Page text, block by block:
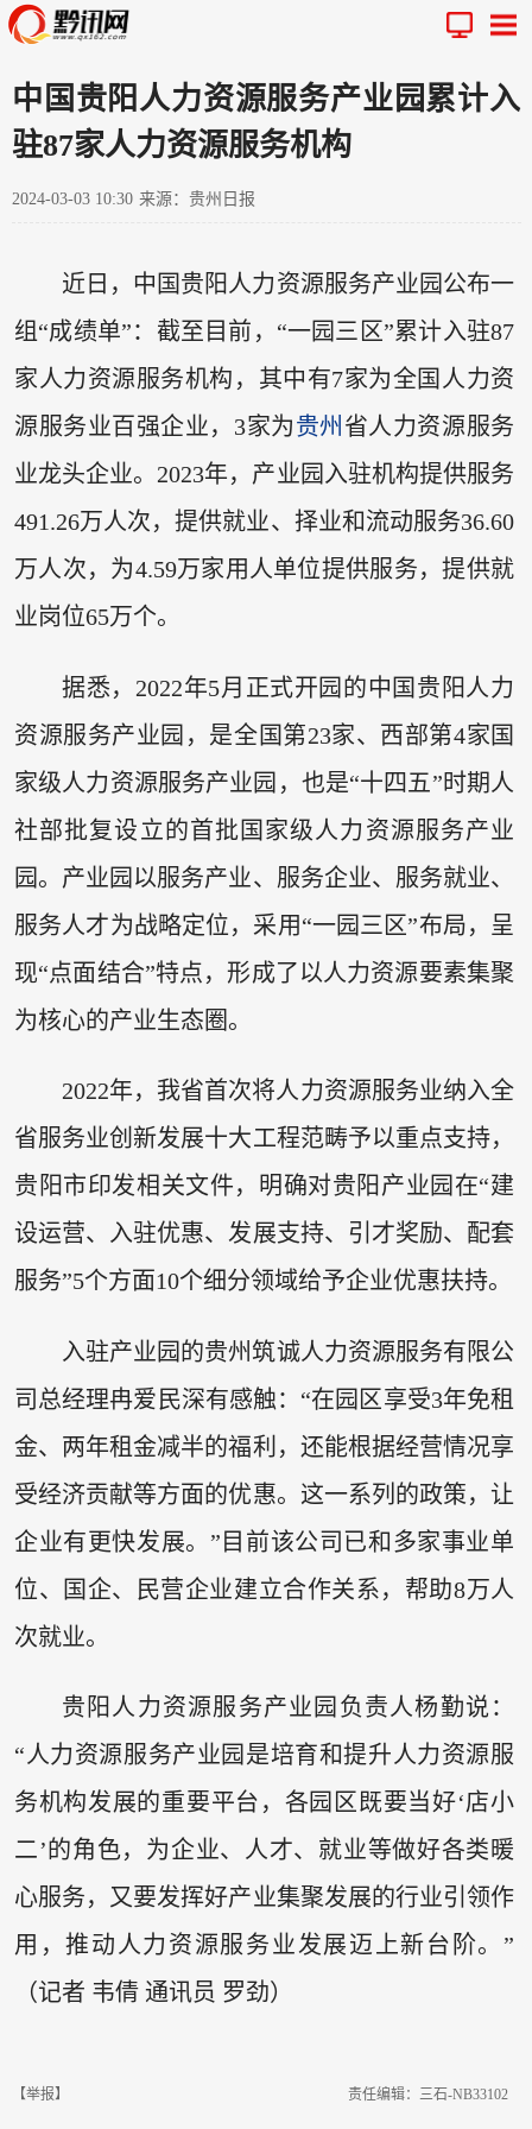
中国贵阳人力资源服务产业园累计入
驻87家人力资源服务机构
2024-03-03 10:30 来源：贵州日报
近日，中国贵阳人力资源服务产业园公布一
组“成绩单”：截至目前，“一园三区”累计入驻87
家人力资源服务机构，其中有7家为全国人力资
源服务业百强企业，3家为贵州 省人力资源服务
业龙头企业。2023年，产业园入驻机构提供服务
491.26万人次，提供就业、择业和流动服务36.60
万人次，为4.59万家用人单位提供服务，提供就
业岗位65万个。
据悉，2022年5月正式开园的中国贵阳人力
资源服务产业园，是全国第23家、西部第4家国
家级人力资源服务产业园，也是“十四五”时期人
社部批复设立的首批国家级人力资源服务产业
园。产业园以服务产业、服务企业、服务就业、
服务人才为战略定位，采用“一园三区”布局，呈
现“点面结合”特点，形成了以人力资源要素集聚
为核心的产业生态圈。
2022年，我省首次将人力资源服务业纳入全
省服务业创新发展十大工程范畴予以重点支持，
贵阳市印发相关文件，明确对贵阳产业园在“建
设运营、入驻优惠、发展支持、引才奖励、配套
服务”5个方面10个细分领域给予企业优惠扶持。
入驻产业园的贵州筑诚人力资源服务有限公
司总经理冉爱民深有感触：“在园区享受3年免租
金、两年租金减半的福利，还能根据经营情况享
受经济贡献等方面的优惠。这一系列的政策，让
企业有更快发展。”目前该公司已和多家事业单
位、国企、民营企业建立合作关系，帮助8万人
次就业。
贵阳人力资源服务产业园负责人杨勤说：
“人力资源服务产业园是培育和提升人力资源服
务机构发展的重要平台，各园区既要当好‘店小
二’的角色，为企业、人才、就业等做好各类暖
心服务，又要发挥好产业集聚发展的行业引领作
用，推动人力资源服务业发展迈上新台阶。”
（记者 韦倩 通讯员 罗劲）
【举报】 责任编辑：三石-NB33102